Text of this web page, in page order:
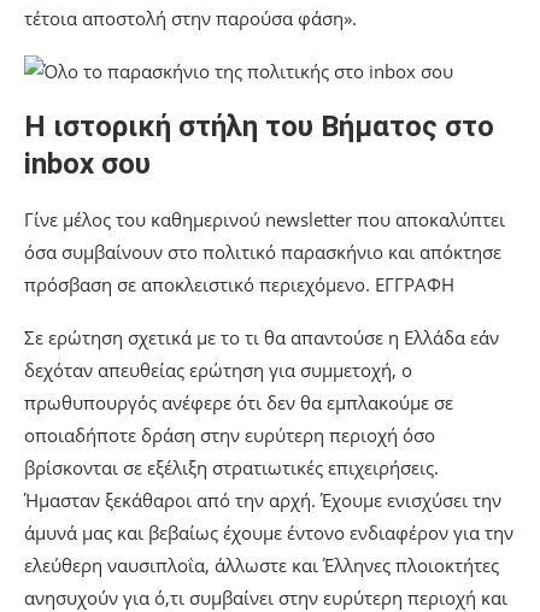
τέτοια αποστολή στην παρούσα φάση».
Η ιστορική στήλη του Βήματος στο
inbox σου
Γίνε μέλος του καθημερινού newsletter που αποκαλύπτει
όσα συμβαίνουν στο πολιτικό παρασκήνιο και απόκτησε
πρόσβαση σε αποκλειστικό περιεχόμενο. ΕΓΓΡΑΦΗ
Σε ερώτηση σχετικά με το τι θα απαντούσε η Ελλάδα εάν
δεχόταν απευθείας ερώτηση για συμμετοχή, ο
πρωθυπουργός ανέφερε ότι δεν θα εμπλακούμε σε
οποιαδήποτε δράση στην ευρύτερη περιοχή όσο
βρίσκονται σε εξέλιξη στρατιωτικές επιχειρήσεις.
Ήμασταν ξεκάθαροι από την αρχή. Έχουμε ενισχύσει την
άμυνά μας και βεβαίως έχουμε έντονο ενδιαφέρον για την
ελεύθερη ναυσιπλοΐα, άλλωστε και Έλληνες πλοιοκτήτες
ανησυχούν για ό,τι συμβαίνει στην ευρύτερη περιοχή και